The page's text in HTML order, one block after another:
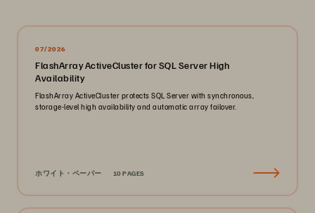
07/2026
FlashArray ActiveCluster for SQL Server High
Availability
FlashArray ActiveCluster protects SQL Server with synchronous,
storage-level high availability and automatic array failover.
ホワイト・ペーパー 10 PAGES